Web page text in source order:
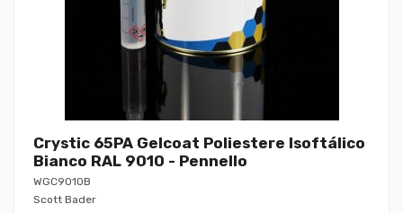
Crystic 65PA Gelcoat Poliestere Isoftálico
Bianco RAL 9010 - Pennello
WGC9010B
Scott Bader